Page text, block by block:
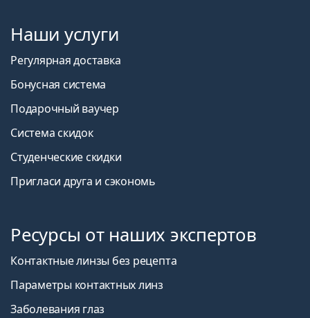
Наши услуги
Регулярная доставка
Бонусная система
Подарочный ваучер
Система скидок
Студенческие скидки
Пригласи друга и сэкономь
Ресурсы от наших экспертов
Контактные линзы без рецепта
Параметры контактных линз
Заболевания глаз